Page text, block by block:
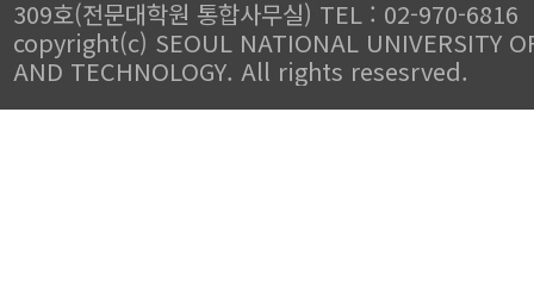
309호(전문대학원 통합사무실) TEL : 02-970-6816
copyright(c) SEOUL NATIONAL UNIVERSITY
AND TECHNOLOGY. All rights resesrved.